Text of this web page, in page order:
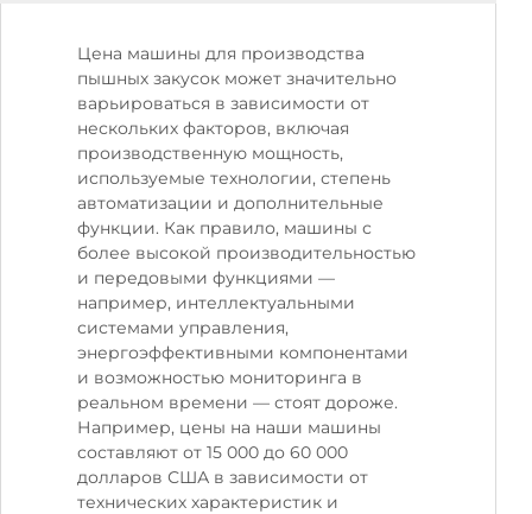
Цена машины для производства
пышных закусок может значительно
варьироваться в зависимости от
нескольких факторов, включая
производственную мощность,
используемые технологии, степень
автоматизации и дополнительные
функции. Как правило, машины с
более высокой производительностью
и передовыми функциями —
например, интеллектуальными
системами управления,
энергоэффективными компонентами
и возможностью мониторинга в
реальном времени — стоят дороже.
Например, цены на наши машины
составляют от 15 000 до 60 000
долларов США в зависимости от
технических характеристик и